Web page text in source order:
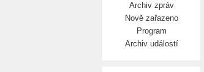
Archiv zpráv
Nově zařazeno
Program
Archiv událostí